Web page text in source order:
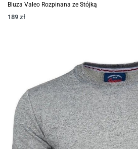
Bluza Valeo Rozpinana ze Stójką
189 zł